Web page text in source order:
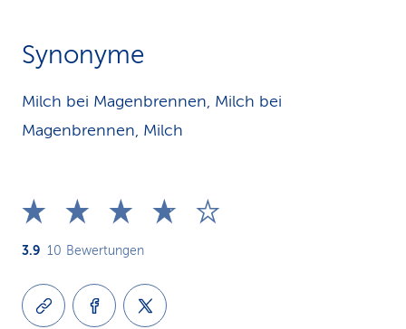
Synonyme
Milch bei Magenbrennen, Milch bei
Magenbrennen, Milch
3.9 10 Bewertungen